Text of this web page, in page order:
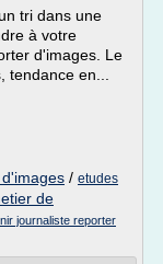
tri dans une
à votre
d'images. Le
en...
/ etudes
de
journaliste reporter